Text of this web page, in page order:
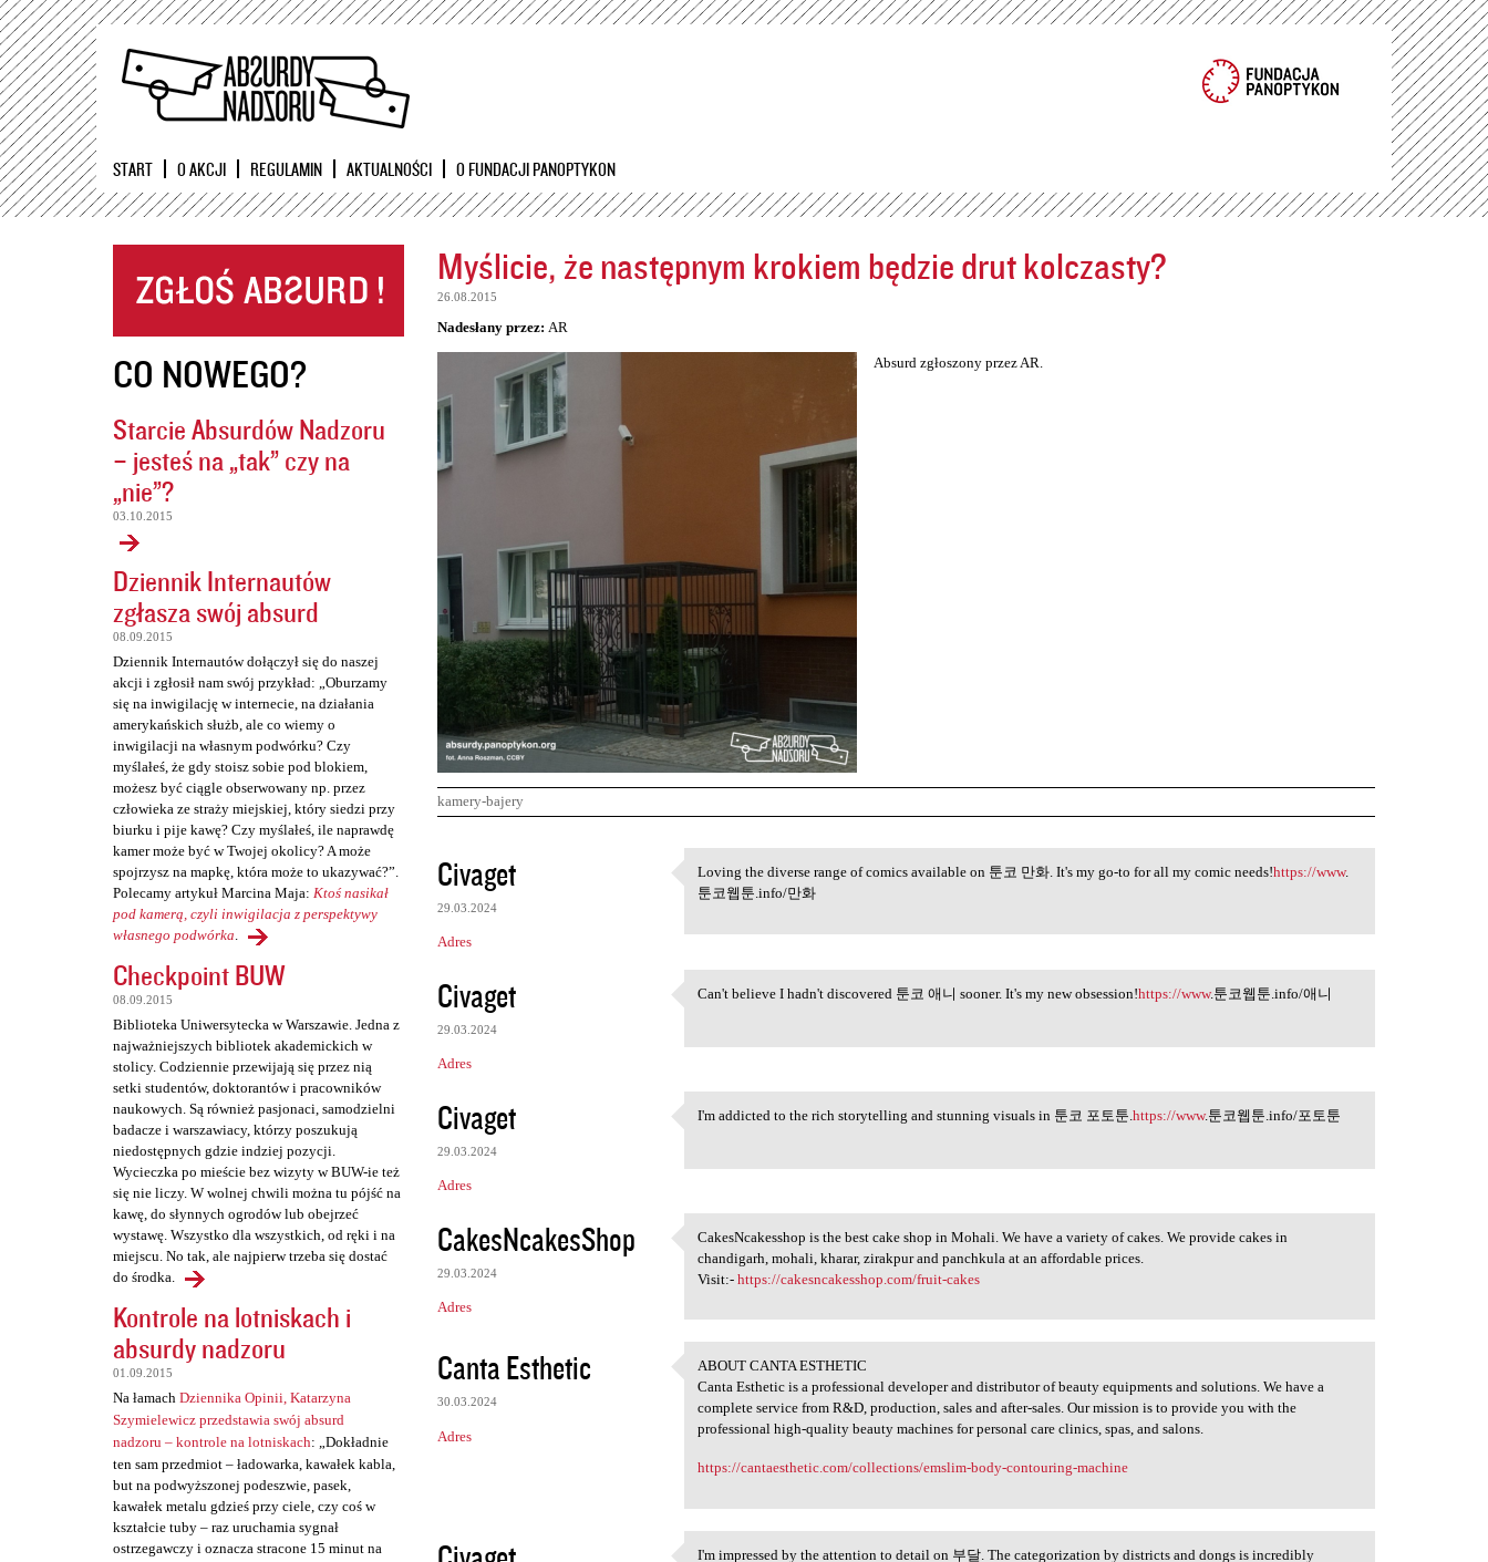
Przejdź
START O AKCJI REGULAMIN AKTUALNOŚCI O FUNDACJI PANOPTYKON
CO NOWEGO?
Starcie Absurdów Nadzoru
– jesteś na „tak” czy na
„nie”?
03.10.2015
Dziennik Internautów
zgłasza swój absurd
08.09.2015
Dziennik Internautów dołączył się do naszej
akcji i zgłosił nam swój przykład: „Oburzamy
się na inwigilację w internecie, na działania
amerykańskich służb, ale co wiemy o
inwigilacji na własnym podwórku? Czy
myślałeś, że gdy stoisz sobie pod blokiem,
możesz być ciągle obserwowany np. przez
człowieka ze straży miejskiej, który siedzi przy
biurku i pije kawę? Czy myślałeś, ile naprawdę
kamer może być w Twojej okolicy? A może
spojrzysz na mapkę, która może to ukazywać?”.
Polecamy artykuł Marcina Maja: Ktoś nasikał
pod kamerą, czyli inwigilacja z perspektywy
własnego podwórka.
Checkpoint BUW
08.09.2015
Biblioteka Uniwersytecka w Warszawie. Jedna z
najważniejszych bibliotek akademickich w
stolicy. Codziennie przewijają się przez nią
setki studentów, doktorantów i pracowników
naukowych. Są również pasjonaci, samodzielni
badacze i warszawiacy, którzy poszukują
niedostępnych gdzie indziej pozycji.
Wycieczka po mieście bez wizyty w BUW-ie też
się nie liczy. W wolnej chwili można tu pójść na
kawę, do słynnych ogrodów lub obejrzeć
wystawę. Wszystko dla wszystkich, od ręki i na
miejscu. No tak, ale najpierw trzeba się dostać
do środka.
Kontrole na lotniskach i
absurdy nadzoru
01.09.2015
Na łamach Dziennika Opinii, Katarzyna
Szymielewicz przedstawia swój absurd
nadzoru – kontrole na lotniskach: „Dokładnie
ten sam przedmiot – ładowarka, kawałek kabla,
but na podwyższonej podeszwie, pasek,
kawałek metalu gdzieś przy ciele, czy coś w
kształcie tuby – raz uruchamia sygnał
ostrzegawczy i oznacza stracone 15 minut na
Myślicie, że następnym krokiem będzie drut kolczasty?
26.08.2015
Nadesłany przez: AR
Absurd zgłoszony przez AR.
kamery-bajery
K
o
m
e
n
t
r
z
e
Civaget
29.03.2024
Adres
Loving the diverse range of
Loving the diverse range of comics available on 툰코 만화. It's my go-to for all my comic needs!https://www.
툰코웹툰.info/만화
Civaget
29.03.2024
Adres
Can't believe I hadn't discovered 툰코 애니 sooner. It's my new obsession!https://www.툰코웹툰.info/애니
Civaget
29.03.2024
Adres
I'm addicted to the rich
I'm addicted to the rich storytelling and stunning visuals in 툰코 포토툰.https://www.툰코웹툰.info/포토툰
CakesNcakesShop
29.03.2024
Adres
CakesNcakesshop is the best
CakesNcakesshop is the best cake shop in Mohali. We have a variety of cakes. We provide cakes in
chandigarh, mohali, kharar, zirakpur and panchkula at an affordable prices.
Visit:-https://cakesncakesshop.com/fruit-cakes
Canta Esthetic
30.03.2024
Adres
ABOUT CANTA ESTHETIC
ABOUT CANTA ESTHETIC
Canta Esthetic is a professional developer and distributor of beauty equipments and solutions. We have a
complete service from R&D, production, sales and after-sales. Our mission is to provide you with the
professional high-quality beauty machines for personal care clinics, spas, and salons.
https://cantaesthetic.com/collections/emslim-body-contouring-machine
I'm impressed by the attention to detail on 부달. The categorization by districts and dongs is incredibly